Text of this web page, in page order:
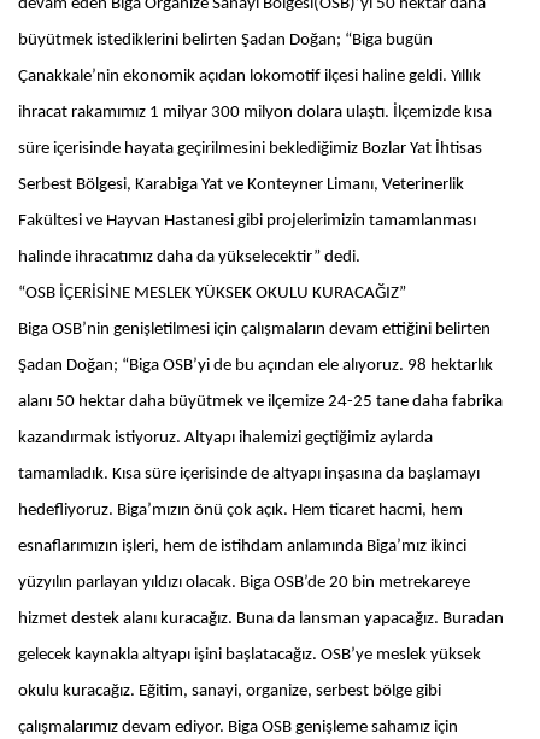
devam eden Biga Organize Sanayi Bölgesi(OSB)’yi 50 hektar daha
büyütmek istediklerini belirten Şadan Doğan; “Biga bugün
Çanakkale’nin ekonomik açıdan lokomotif ilçesi haline geldi. Yıllık
ihracat rakamımız 1 milyar 300 milyon dolara ulaştı. İlçemizde kısa
süre içerisinde hayata geçirilmesini beklediğimiz Bozlar Yat İhtisas
Serbest Bölgesi, Karabiga Yat ve Konteyner Limanı, Veterinerlik
Fakültesi ve Hayvan Hastanesi gibi projelerimizin tamamlanması
halinde ihracatımız daha da yükselecektir” dedi.
“OSB İÇERİSİNE MESLEK YÜKSEK OKULU KURACAĞIZ”
Biga OSB’nin genişletilmesi için çalışmaların devam ettiğini belirten
Şadan Doğan; “Biga OSB’yi de bu açından ele alıyoruz. 98 hektarlık
alanı 50 hektar daha büyütmek ve ilçemize 24-25 tane daha fabrika
kazandırmak istiyoruz. Altyapı ihalemizi geçtiğimiz aylarda
tamamladık. Kısa süre içerisinde de altyapı inşasına da başlamayı
hedefliyoruz. Biga’mızın önü çok açık. Hem ticaret hacmi, hem
esnaflarımızın işleri, hem de istihdam anlamında Biga’mız ikinci
yüzyılın parlayan yıldızı olacak. Biga OSB’de 20 bin metrekareye
hizmet destek alanı kuracağız. Buna da lansman yapacağız. Buradan
gelecek kaynakla altyapı işini başlatacağız. OSB’ye meslek yüksek
okulu kuracağız. Eğitim, sanayi, organize, serbest bölge gibi
çalışmalarımız devam ediyor. Biga OSB genişleme sahamız için